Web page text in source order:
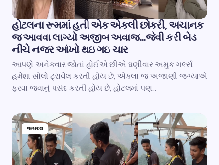
હોટલના રૂમમાં હતી એક એકલી છોકરી, અચાનક
જ આવવા લાગ્યો અજીબ અવાજ…જેવી કરી બેડ
નીચે નજર આંખો થઇ ગઇ ચાર
આપણે અનેકવાર જોતાં હોઈએ છીએ ઘણીવાર અમુક ગર્લ્સ
હમેશા સોલો ટ્રાવેલ કરતી હોય છે, એકલા જ અજાણી જગ્યાએ
ફરવા જવાનું પસંદ કરતી હોય છે, હોટલમાં પણ…
વાયરલ